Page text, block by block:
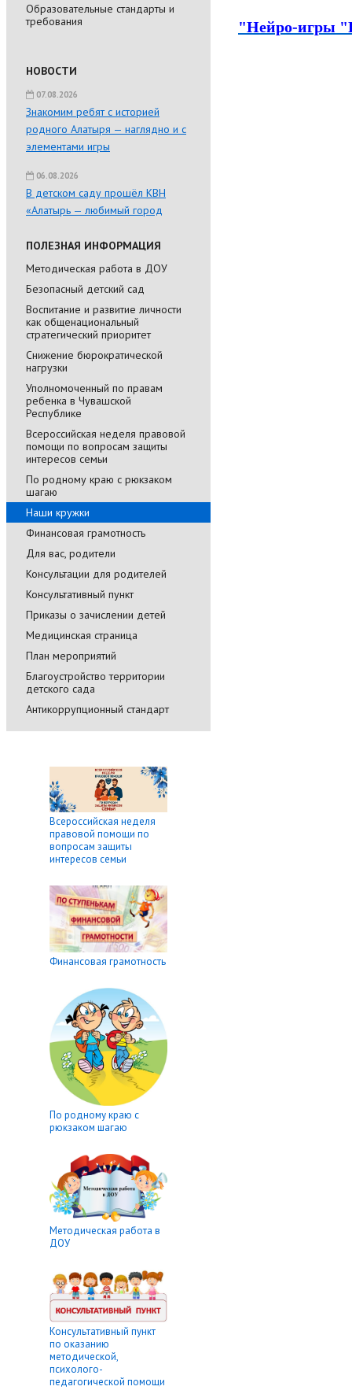
Образовательные стандарты и
требования
НОВОСТИ
07.08.2026
Знакомим ребят с историей
родного Алатыря — наглядно и с
элементами игры
06.08.2026
В детском саду прошёл КВН
«Алатырь — любимый город
ПОЛЕЗНАЯ ИНФОРМАЦИЯ
Методическая работа в ДОУ
Безопасный детский сад
Воспитание и развитие личности
как общенациональный
стратегический приоритет
Снижение бюрократической
нагрузки
Уполномоченный по правам
ребенка в Чувашской
Республике
Всероссийская неделя правовой
помощи по вопросам защиты
интересов семьи
По родному краю с рюкзаком
шагаю
Наши кружки
Финансовая грамотность
Для вас, родители
Консультации для родителей
Консультативный пункт
Приказы о зачислении детей
Медицинская страница
План мероприятий
Благоустройство территории
детского сада
Антикоррупционный стандарт
Всероссийская неделя
правовой помощи по
вопросам защиты
интересов семьи
Финансовая грамотность
По родному краю с
рюкзаком шагаю
Методическая работа в
ДОУ
Консультативный пункт
по оказанию
методической,
психолого-
педагогической помощи
"Нейро-игры